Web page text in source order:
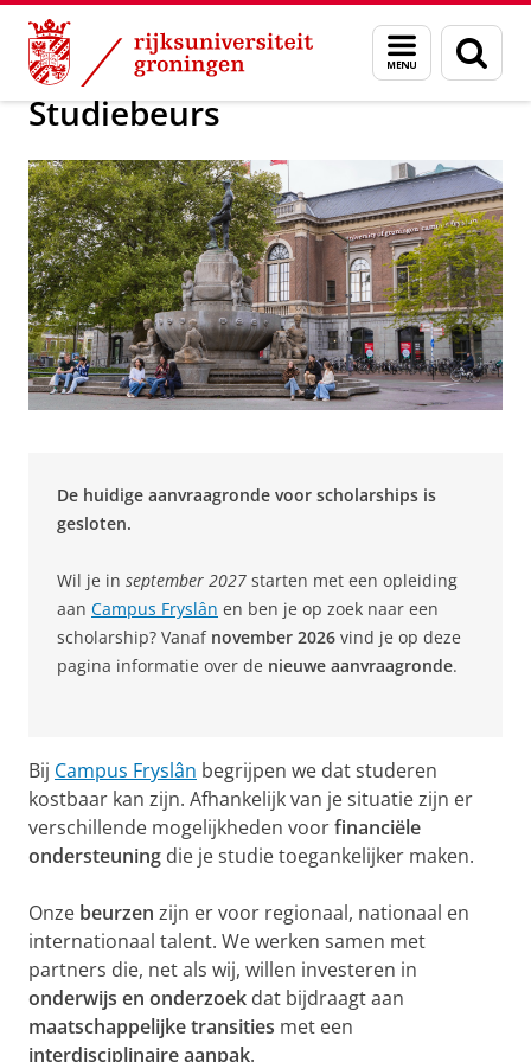
Skip
Content
Skip
Navigation
Menu
en
zoeken
Over ons Campus Fryslân Onderwijs
Studiebeurs
De huidige aanvraagronde voor scholarships is
gesloten.
Wil je in september 2027 starten met een opleiding
aan Campus Fryslân en ben je op zoek naar een
scholarship? Vanaf november 2026 vind je op deze
pagina informatie over de nieuwe aanvraagronde.
Bij Campus Fryslân begrijpen we dat studeren
kostbaar kan zijn. Afhankelijk van je situatie zijn er
verschillende mogelijkheden voorfinanciële
ondersteuning die je studie toegankelijker maken.
Onze beurzen zijn er voor regionaal, nationaal en
internationaal talent. We werken samen met
partners die, net als wij, willen investeren in
onderwijs en onderzoek dat bijdraagt aan
maatschappelijke transities met een
interdisciplinaire aanpak.